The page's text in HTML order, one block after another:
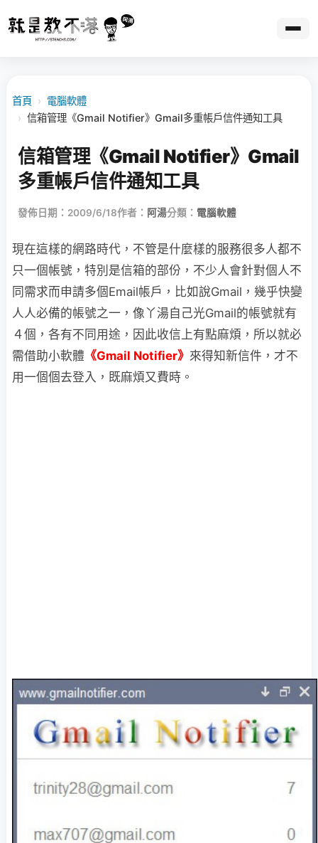
首頁 › 電腦軟體
› 信箱管理《Gmail Notifier》Gmail多重帳戶信件通知工具
信箱管理《Gmail Notifier》Gmail
多重帳戶信件通知工具
發佈日期：2009/6/18作者： 阿湯分類： 電腦軟體
現在這樣的網路時代，不管是什麼樣的服務很多人都不
只一個帳號，特別是信箱的部份，不少人會針對個人不
同需求而申請多個Email帳戶，比如說Gmail，幾乎快變
人人必備的帳號之一，像丫湯自己光Gmail的帳號就有
４個，各有不同用途，因此收信上有點麻煩，所以就必
需借助小軟體 《Gmail Notifier》 來得知新信件，才不
用一個個去登入，既麻煩又費時。